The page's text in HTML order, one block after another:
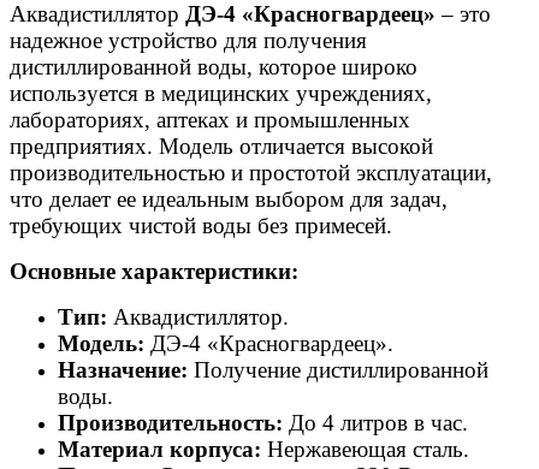
Аквадистиллятор ДЭ-4 «Красногвардеец» – это
надежное устройство для получения
дистиллированной воды, которое широко
используется в медицинских учреждениях,
лабораториях, аптеках и промышленных
предприятиях. Модель отличается высокой
производительностью и простотой эксплуатации,
что делает ее идеальным выбором для задач,
требующих чистой воды без примесей.
Основные характеристики:
Тип: Аквадистиллятор.
Модель: ДЭ-4 «Красногвардеец».
Назначение: Получение дистиллированной
воды.
Производительность: До 4 литров в час.
Материал корпуса: Нержавеющая сталь.